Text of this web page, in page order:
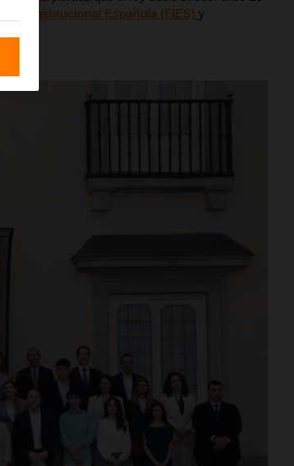
Institucional Española (FIES) y